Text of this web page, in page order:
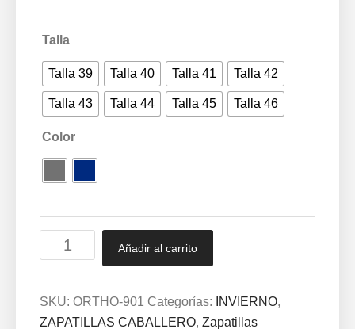
Talla
Talla 39 Talla 40 Talla 41 Talla 42
Talla 43 Talla 44 Talla 45 Talla 46
Color
Zapatillas
cerradas
caballero
con
Añadir al carrito
SKU: ORTHO-901 Categorías: INVIERNO,
ZAPATILLAS CABALLERO, Zapatillas